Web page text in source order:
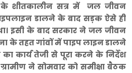
के शीतकालीन सत्र में जल जीवन
डालने के बाद सड़क ऐसे ही
इसी के बाद सरकार ने जल जीवन
के तहत गांवों में पाइप लाइन डालने
कार्य तेजी से पूरा करने के निर्देश
ने सोमवार को समीक्षा बैठक